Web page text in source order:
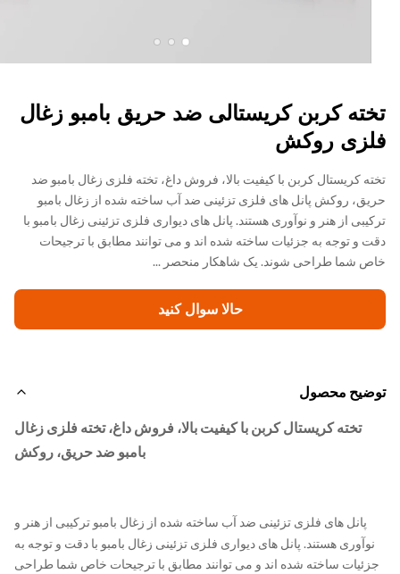
کربن کریستالی ضد حریق بامبو زغال
روکش
کریستال کربن با کیفیت بالا، فروش داغ، تخته فلزی زغال بامبو ضد
روکش پانل های فلزی تزئینی ضد آب ساخته شده از زغال بامبو
از هنر و نوآوری هستند. پانل های دیواری فلزی تزئینی زغال بامبو با
و توجه به جزئیات ساخته شده اند و می توانند مطابق با ترجیحات
شما طراحی شوند. یک شاهکار منحصر ...
حالا سوال کنيد
محصول
تخته کریستال کربن با کیفیت بالا، فروش داغ، تخته فلزی زغال
بامبو ضد حریق، روکش
پانل های فلزی تزئینی ضد آب ساخته شده از زغال بامبو ترکیبی از هنر و
هستند. پانل های دیواری فلزی تزئینی زغال بامبو با دقت و توجه به
ساخته شده اند و می توانند مطابق با ترجیحات خاص شما طراحی